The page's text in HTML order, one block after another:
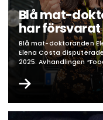
Blå mat-
har
Blå mat-doktoranden
Elena Costa
2025. Avhandlingen
acceptance of seafood
nya livsmedel med
väljer bort och hur det